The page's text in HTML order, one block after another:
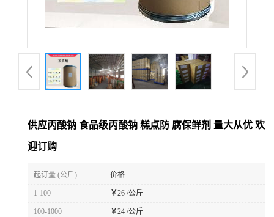
供应丙酸钠 食品级丙酸钠 糕点防 腐保鲜剂 量大从优 欢
迎订购
起订量 (公斤) 价格
1-100 ￥26 /公斤
100-1000 ￥24 /公斤